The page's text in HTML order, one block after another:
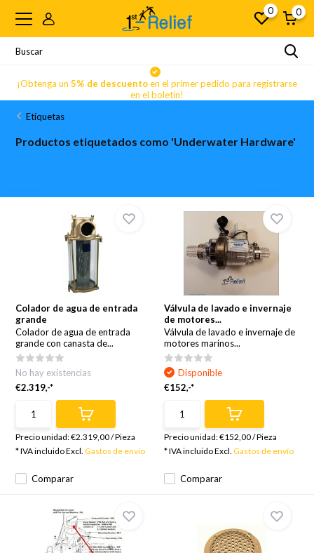
0 0
¡Obtenga un 5% de descuentoen el primer pedido para registrarse
en el boletín!
Etiquetas
Productos etiquetados como 'Underwater Hardware'
Colador de agua de entrada
grande
Colador de agua de entrada
grande con canasta de...
Comparar
No hay existencias
€2.319,-*
Precio unidad:€2.319,00/Pieza
* IVA incluido Excl.Gastos de envío
Válvula de lavado e invernaje
de motores...
Válvula de lavado e invernaje de
motores marinos...
Comparar
Disponible
€152,-*
Precio unidad:€152,00/Pieza
* IVA incluido Excl. Gastos de envío